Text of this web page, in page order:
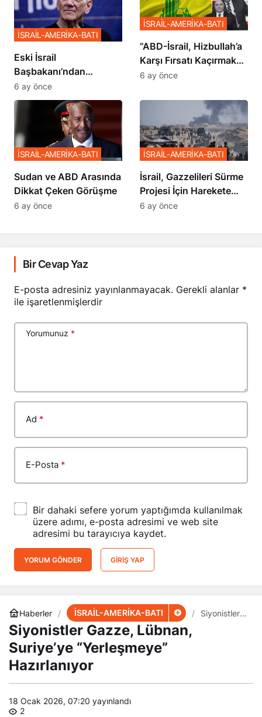
Eski İsrail
Başbakanı’ndan
Netanyahu’ya Ağır
Sözler
İSRAİL-AMERİKA-BATI
6 ay önce
​​​​​​​”ABD-İsrail, Hizbullah’a
Karşı Fırsatı Kaçırmak
İstemiyor”
İSRAİL-AMERİKA-BATI
6 ay önce
Sudan ve ABD Arasında
Dikkat Çeken Görüşme
İSRAİL-AMERİKA-BATI
6 ay önce
İsrail, Gazzelileri Sürme
Projesi İçin Harekete
Geçti
İSRAİL-AMERİKA-BATI
6 ay önce
Bir Cevap Yaz
E-posta adresiniz yayınlanmayacak. Gerekli alanlar *
ile işaretlenmişlerdir
Yorumunuz *
Ad *
E-Posta *
Bir dahaki sefere yorum yaptığımda kullanılmak
üzere adımı, e-posta adresimi ve web site
adresimi bu tarayıcıya kaydet.
YORUM GÖNDER GIRIŞ YAP
Haberler İSRAİL-AMERİKA-BATI
Siyonistler
Siyonistler Gazze, Lübnan,
Suriye’ye “Yerleşmeye”
Hazırlanıyor
18 Ocak 2026, 07:20 yayınlandı
2